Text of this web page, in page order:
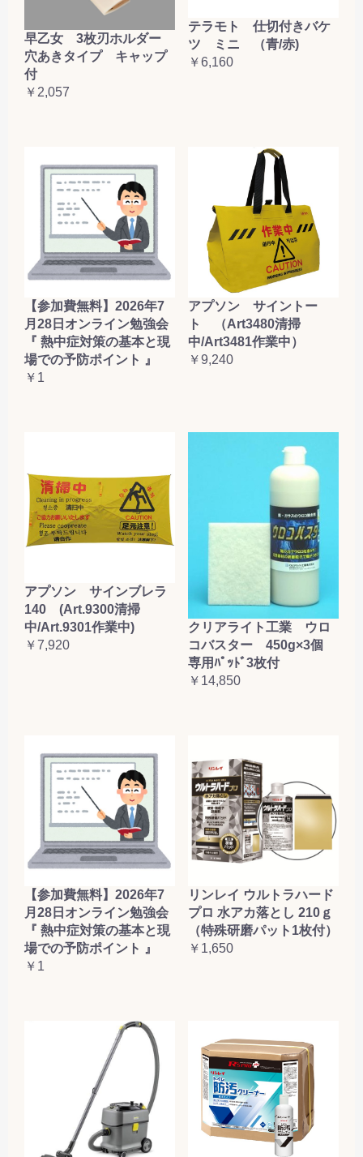
早乙女 3枚刃ホルダー
穴あきタイプ キャップ
付
￥2,057
テラモト 仕切付きバケ
ツ ミニ （青/赤)
￥6,160
【参加費無料】2026年7
月28日オンライン勉強会
『 熱中症対策の基本と現
場での予防ポイント 』
￥1
アプソン サイントー
ト （Art3480清掃
中/Art3481作業中）
￥9,240
アプソン サインブレラ
140 (Art.9300清掃
中/Art.9301作業中)
￥7,920
クリアライト工業 ウロ
コバスター 450g×3個
専用ﾊﾟｯﾄﾞ3枚付
￥14,850
【参加費無料】2026年7
月28日オンライン勉強会
『 熱中症対策の基本と現
場での予防ポイント 』
￥1
リンレイ ウルトラハード
プロ 水アカ落とし 210ｇ
（特殊研磨パット1枚付）
￥1,650